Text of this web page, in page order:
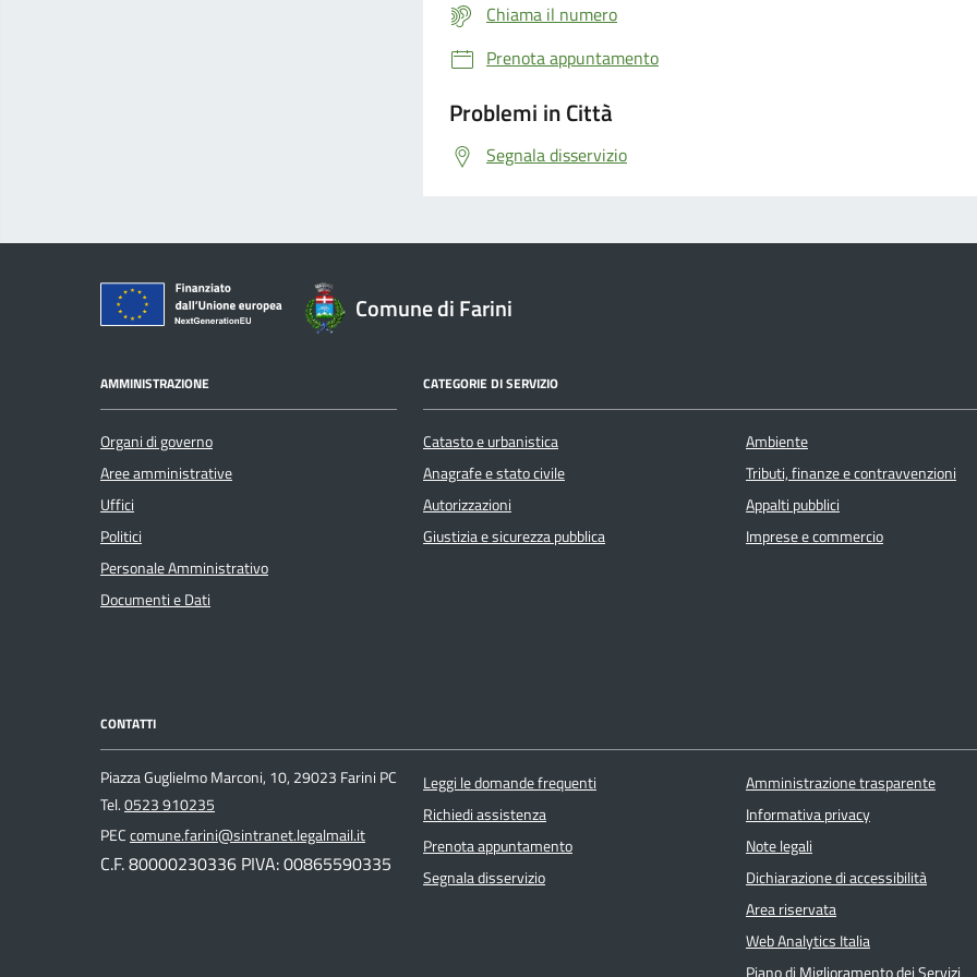
Chiama il numero
Prenota appuntamento
Problemi in Città
Segnala disservizio
Comune di Farini
AMMINISTRAZIONE
Organi di governo
Aree amministrative
Uffici
Politici
Personale Amministrativo
Documenti e Dati
CATEGORIE DI SERVIZIO
Catasto e urbanistica
Anagrafe e stato civile
Autorizzazioni
Giustizia e sicurezza pubblica
Ambiente
Tributi, finanze e contravvenzioni
Appalti pubblici
Imprese e commercio
CONTATTI
Piazza Guglielmo Marconi, 10, 29023 Farini PC
Tel.0523 910235
PECcomune.farini@sintranet.legalmail.it
C.F. 80000230336 PIVA: 00865590335
Leggi le domande frequenti
Richiedi assistenza
Prenota appuntamento
Segnala disservizio
Amministrazione trasparente
Informativa privacy
Note legali
Dichiarazione di accessibilità
Area riservata
Web Analytics Italia
Piano di Miglioramento dei Servizi